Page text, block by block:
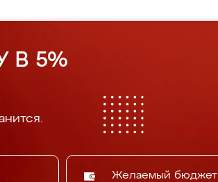
В 5%
Желаемый бюджет